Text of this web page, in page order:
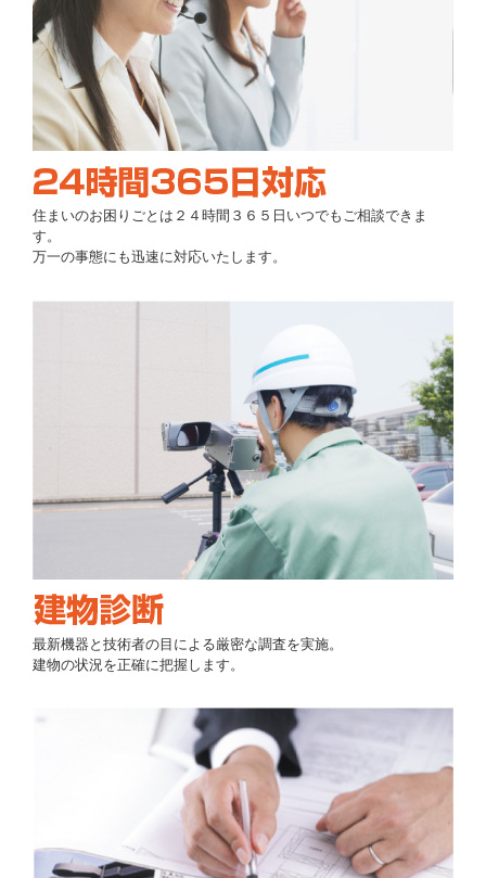
住まいのお困りごとは２４時間３６５日いつでもご相談できま
す。
万一の事態にも迅速に対応いたします。
最新機器と技術者の目による厳密な調査を実施。
建物の状況を正確に把握します。